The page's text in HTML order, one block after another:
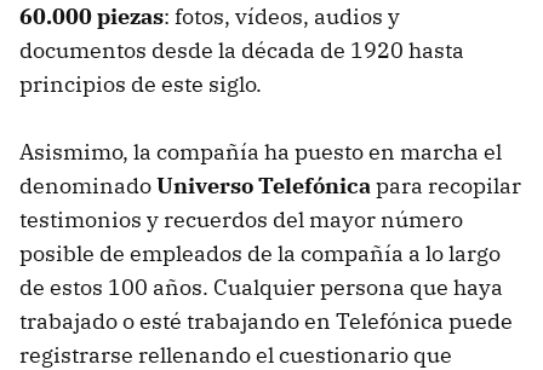
60.000 piezas: fotos, vídeos, audios y
documentos desde la década de 1920 hasta
principios de este siglo.
Asismimo, la compañía ha puesto en marcha el
denominadoUniverso Telefónicapara recopilar
testimonios y recuerdos del mayor número
posible de empleados de la compañía a lo largo
de estos 100 años. Cualquier persona que haya
trabajado o esté trabajando en Telefónica puede
registrarse rellenando el cuestionario que